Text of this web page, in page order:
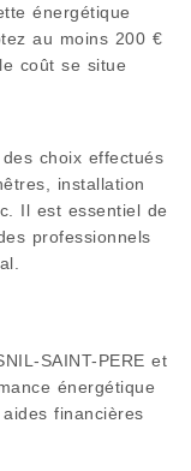
énergétique
au moins 200 €
coût se situe
choix effectués
installation
Il est essentiel de
professionnels
SAINT-PERE et
énergétique
financières